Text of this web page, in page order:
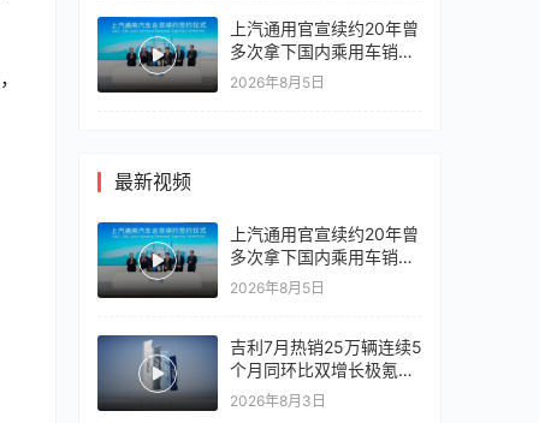
上汽通用官宣续约20年曾
多次拿下国内乘用车销冠
竞争激烈，上汽通用有信
2026年8月5日
最新视频
上汽通用官宣续约20年曾
多次拿下国内乘用车销冠
竞争激烈，上汽通用有信
2026年8月5日
吉利7月热销25万辆连续5
个月同环比双增长极氪销
量同比翻倍，出口再破10
2026年8月3日